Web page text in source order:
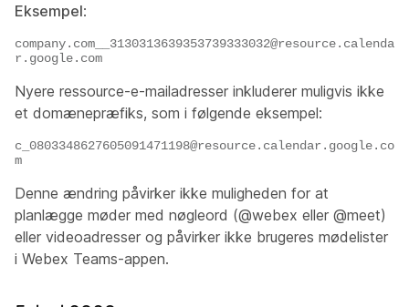
Eksempel:
company.com__3130313639353739333032@resource.calenda
r.google.com
Nyere ressource-e-mailadresser inkluderer muligvis ikke
et domænepræfiks, som i følgende eksempel:
c_0803348627605091471198@resource.calendar.google.co
m
Denne ændring påvirker ikke muligheden for at
planlægge møder med nøgleord (@webex eller @meet)
eller videoadresser og påvirker ikke brugeres mødelister
i Webex Teams-appen.